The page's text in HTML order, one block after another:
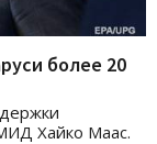
более 20
Хайко Маас.